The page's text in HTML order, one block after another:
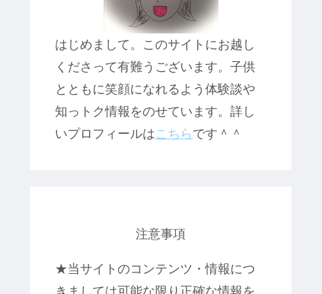
はじめまして。このサイトにお越し
くださって有難うございます。子供
とともに笑顔になれるよう体験談や
知っトク情報をのせています。詳し
いプロフィールはこちら です＾＾
注意事項
★当サイトのコンテンツ・情報につ